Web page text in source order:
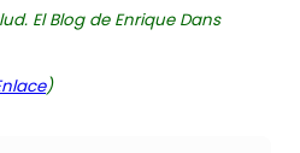
El Blog de Enrique Dans
)